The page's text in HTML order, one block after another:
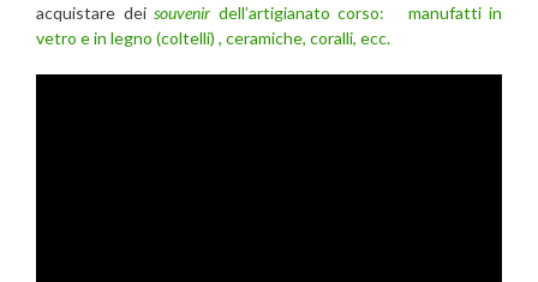
acquistare dei souvenir dell’artigianato corso: manufatti in
vetro e in legno (coltelli) , ceramiche, coralli, ecc.